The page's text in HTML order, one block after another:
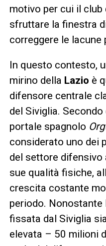
motivo per cui il club
sfruttare la finestra
correggere le lacune
In questo contesto,
mirino della Lazio è
difensore centrale
del Siviglia.
portale spagnolo
considerato uno dei
del settore difensivo
sue qualità fisiche,
crescita costante
periodo.
fissata dal Siviglia
elevata – 50 milioni